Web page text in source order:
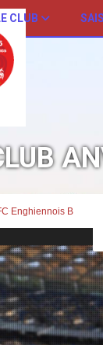
CLUB
Enghiennois B